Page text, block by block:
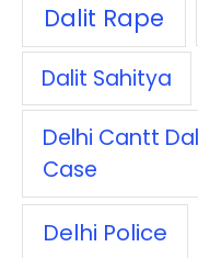
Dalit Rape
Dalit Sahitya
Delhi Cantt
Case
Delhi Police